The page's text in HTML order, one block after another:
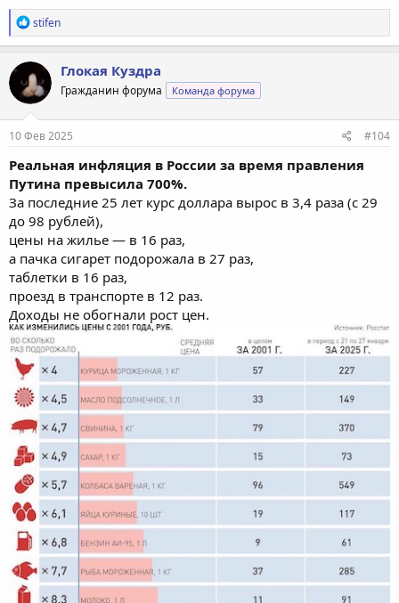
Р
е
а
к
ц
и
и
:
stifen
Глокая Куздра
Гражданин форума Команда форума
10 Фев 2025 #104
Реальная инфляция в России за время правления
Путина превысила 700%.
За последние 25 лет курс доллара вырос в 3,4 раза (с 29
до 98 рублей),
цены на жилье — в 16 раз,
а пачка сигарет подорожала в 27 раз,
таблетки в 16 раз,
проезд в транспорте в 12 раз.
Доходы не обогнали рост цен.